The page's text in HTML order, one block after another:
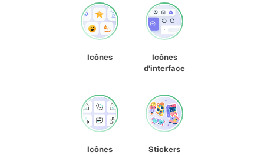
Icônes
Icônes
d'interface
Icônes
Stickers